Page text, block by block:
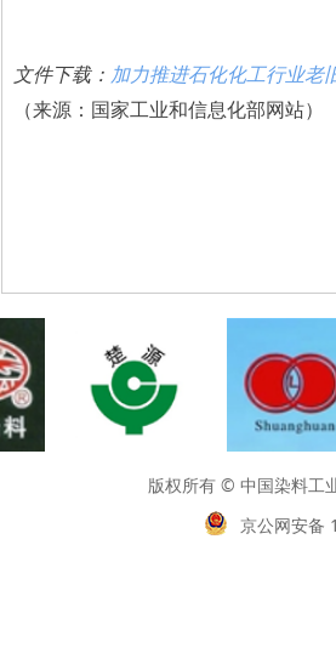
文件下载： 加力推进石化化工行业老
（来源：国家工业和信息化部网站）
版权所有 © 中国染料
京公网安备